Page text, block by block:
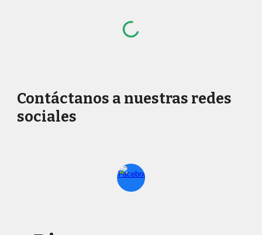
Contáctanos a nuestras redes
sociales